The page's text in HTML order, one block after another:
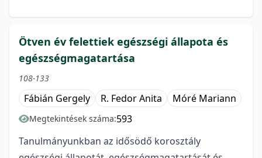
Ötven év felettiek egészségi állapota és
egészségmagatartása
108-133
Fábián Gergely R. Fedor Anita Móré Mariann
Megtekintések száma:593
Tanulmányunkban az idősödő korosztály